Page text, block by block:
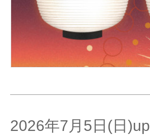
2026年7月5日(日)up